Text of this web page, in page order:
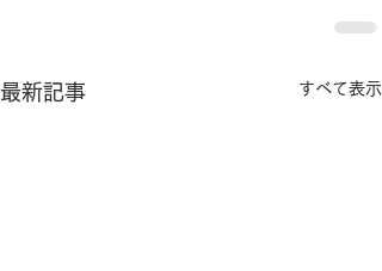
最新記事 すべて表示